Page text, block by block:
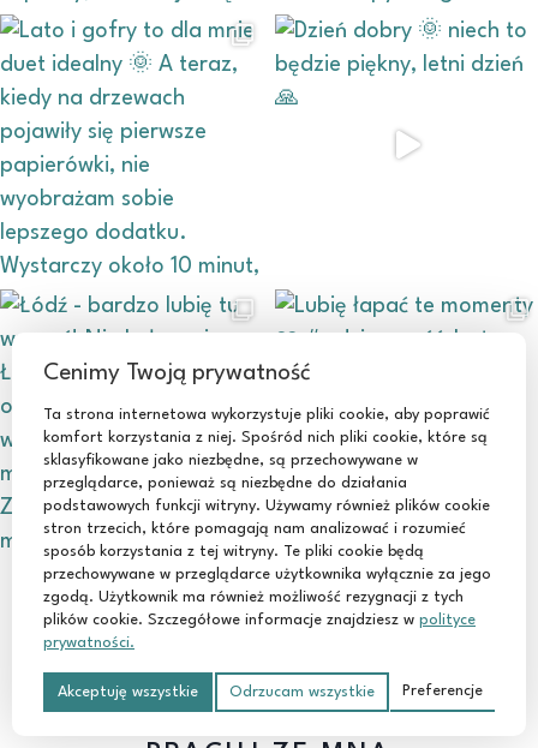
WCZYTAJ WIĘCEJ Śledź mnie na Instagramie
Cenimy Twoją prywatność
Ta strona internetowa wykorzystuje pliki cookie, aby poprawić
komfort korzystania z niej. Spośród nich pliki cookie, które są
sklasyfikowane jako niezbędne, są przechowywane w
przeglądarce, ponieważ są niezbędne do działania
podstawowych funkcji witryny. Używamy również plików cookie
stron trzecich, które pomagają nam analizować i rozumieć
sposób korzystania z tej witryny. Te pliki cookie będą
przechowywane w przeglądarce użytkownika wyłącznie za jego
zgodą. Użytkownik ma również możliwość rezygnacji z tych
plików cookie. Szczegółowe informacje znajdziesz w polityce
prywatności.
Akceptuję wszystkie Odrzucam wszystkie Preferencje